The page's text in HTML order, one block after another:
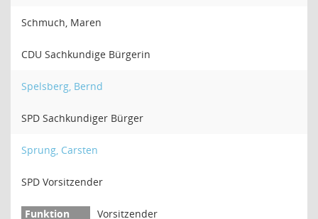
Schmuch, Maren
CDU Sachkundige Bürgerin
Spelsberg, Bernd
SPD Sachkundiger Bürger
Sprung, Carsten
SPD Vorsitzender
Vorsitzender